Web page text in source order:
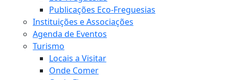
Publicações Eco-Freguesias
Instituições e Associações
Agenda de Eventos
Turismo
Locais a Visitar
Onde Comer